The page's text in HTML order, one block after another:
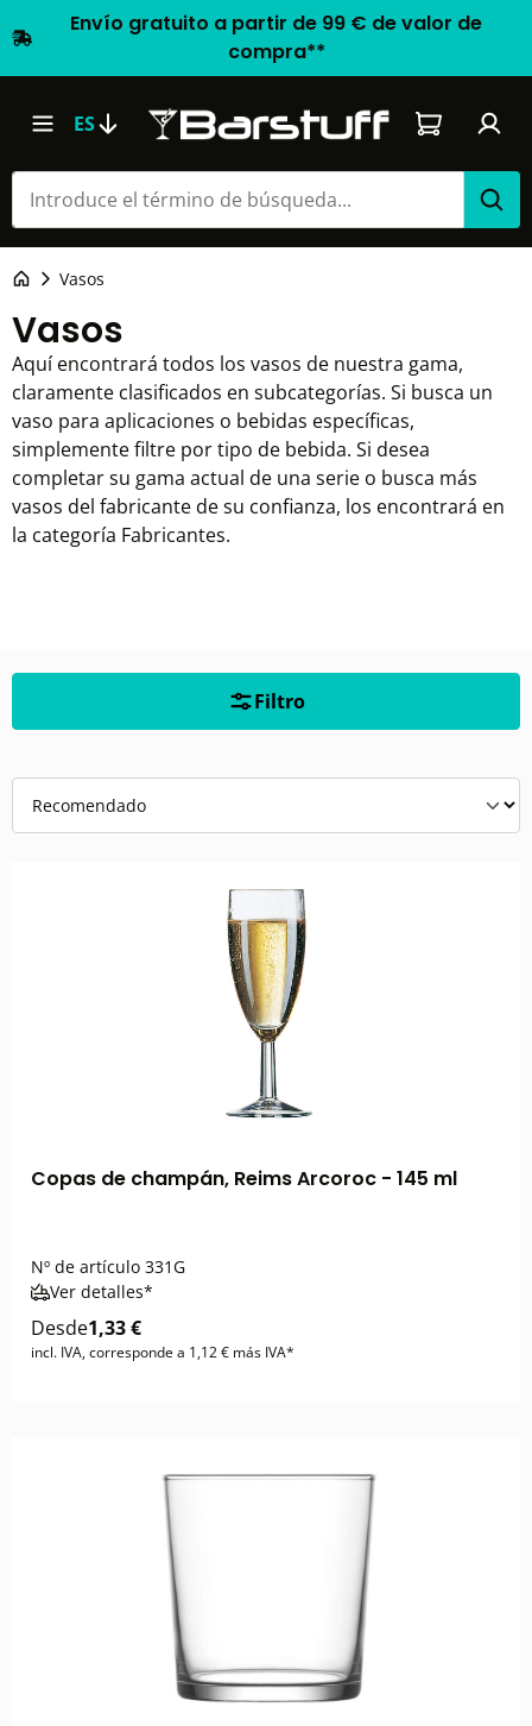
Envío gratuito a partir de 99 € de valor de
compra**
ES El carrito
Vasos
Vasos
Aquí encontrará todos los vasos de nuestra gama,
claramente clasificados en subcategorías. Si busca un
vaso para aplicaciones o bebidas específicas,
simplemente filtre por tipo de bebida. Si desea
completar su gama actual de una serie o busca más
vasos del fabricante de su confianza, los encontrará en
la categoría Fabricantes.
Filtro
Copas de champán, Reims Arcoroc - 145 ml
Nº de artículo 331G
Ver detalles*
Desde1,33 €
incl. IVA, corresponde a 1,12 € más IVA*